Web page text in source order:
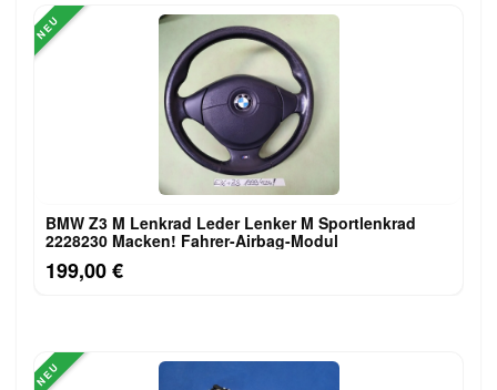
NEU
BMW Z3 M Lenkrad Leder Lenker M Sportlenkrad
2228230 Macken! Fahrer-Airbag-Modul
199,00 €
NEU